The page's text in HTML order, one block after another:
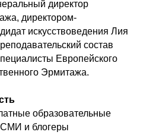
директор
директором-
искусствоведения Лия
состав
Европейского
Эрмитажа.
образовательные
СМИ и блогеры